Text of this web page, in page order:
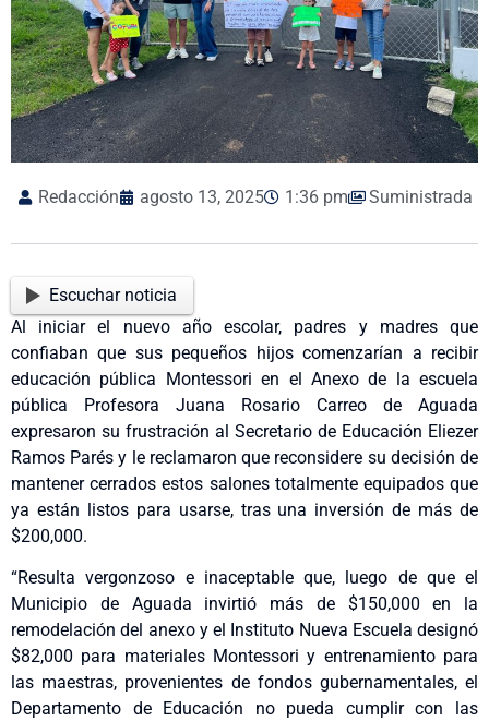
Redacción agosto 13, 2025 1:36 pm Suministrada
Escuchar noticia
Al iniciar el nuevo año escolar, padres y madres que
confiaban que sus pequeños hijos comenzarían a recibir
educación pública Montessori en el Anexo de la escuela
pública Profesora Juana Rosario Carreo de Aguada
expresaron su frustración al Secretario de Educación Eliezer
Ramos Parés y le reclamaron que reconsidere su decisión de
mantener cerrados estos salones totalmente equipados que
ya están listos para usarse, tras una inversión de más de
$200,000.
“Resulta vergonzoso e inaceptable que, luego de que el
Municipio de Aguada invirtió más de $150,000 en la
remodelación del anexo y el Instituto Nueva Escuela designó
$82,000 para materiales Montessori y entrenamiento para
las maestras, provenientes de fondos gubernamentales, el
Departamento de Educación no pueda cumplir con las